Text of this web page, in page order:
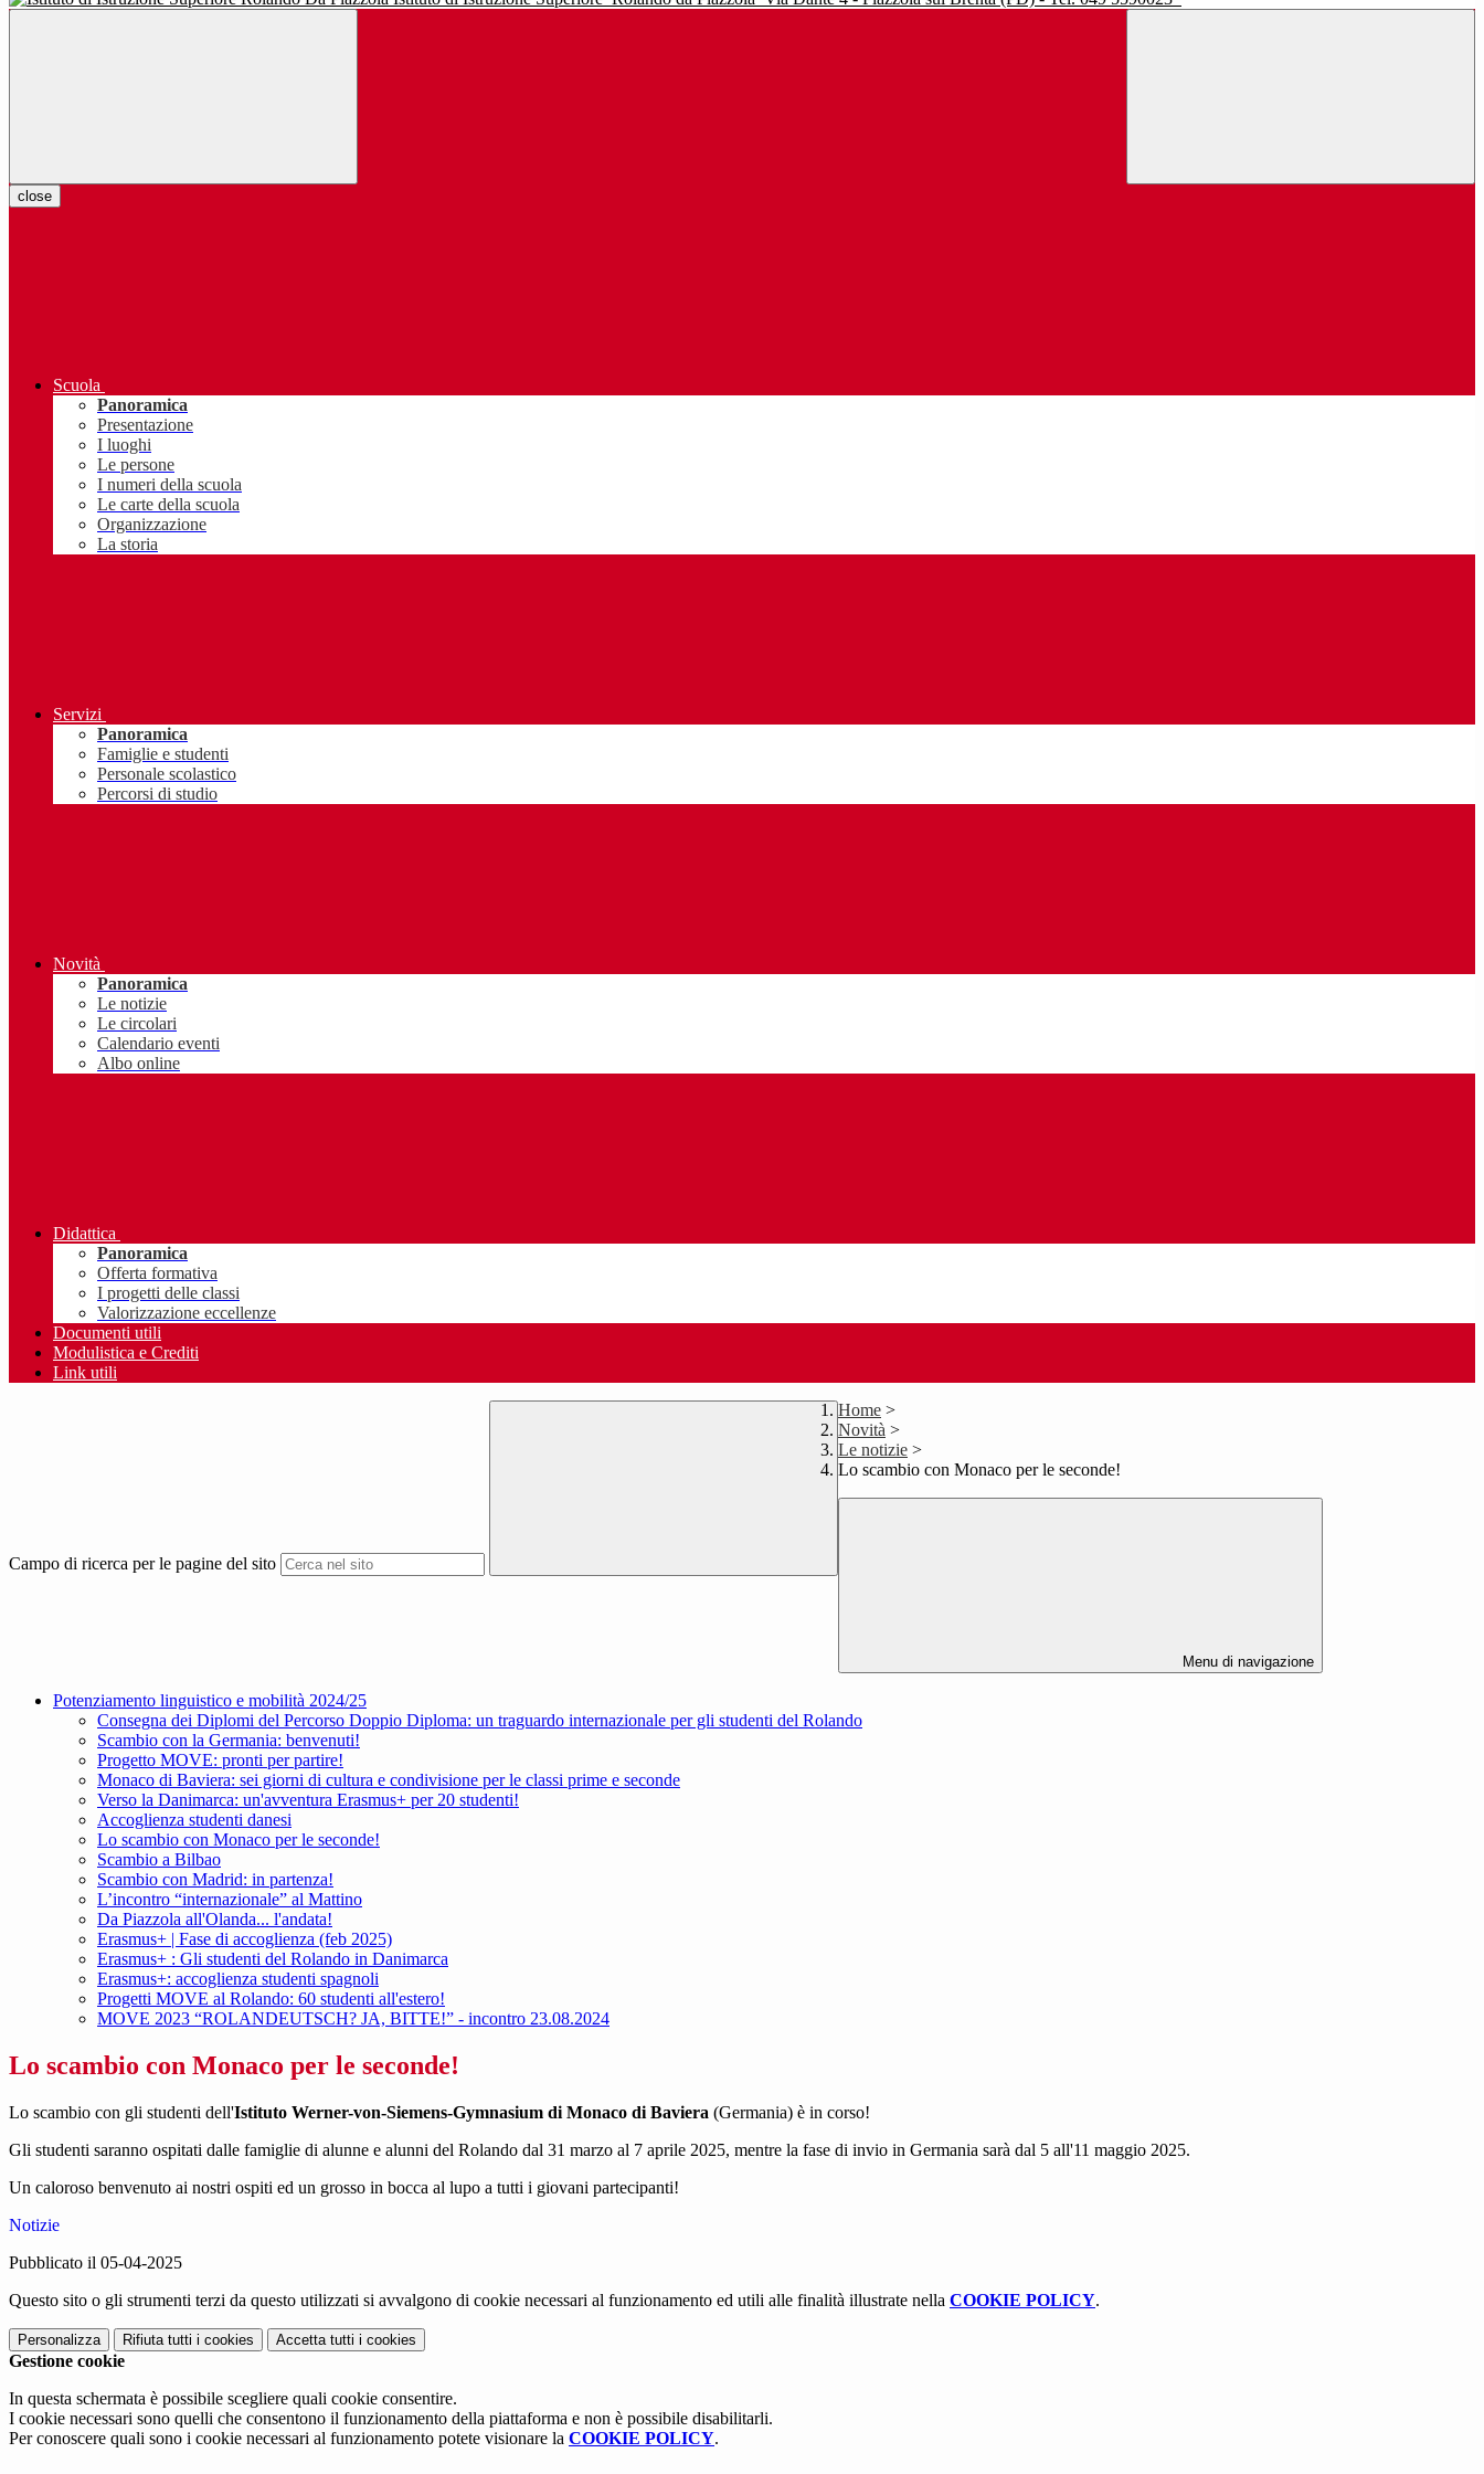
close
Scuola
Panoramica
Presentazione
I luoghi
Le persone
I numeri della scuola
Le carte della scuola
Organizzazione
La storia
Servizi
Panoramica
Famiglie e studenti
Personale scolastico
Percorsi di studio
Novità
Panoramica
Le notizie
Le circolari
Calendario eventi
Albo online
Didattica
Panoramica
Offerta formativa
I progetti delle classi
Valorizzazione eccellenze
Documenti utili
Modulistica e Crediti
Link utili
Campo di ricerca per le pagine del sito
Home >
Novità >
Le notizie >
Lo scambio con Monaco per le seconde!
Menu di navigazione
Potenziamento linguistico e mobilità 2024/25
Consegna dei Diplomi del Percorso Doppio Diploma: un traguardo internazionale per gli studenti del Rolando
Scambio con la Germania: benvenuti!
Progetto MOVE: pronti per partire!
Monaco di Baviera: sei giorni di cultura e condivisione per le classi prime e seconde
Verso la Danimarca: un'avventura Erasmus+ per 20 studenti!
Accoglienza studenti danesi
Lo scambio con Monaco per le seconde!
Scambio a Bilbao
Scambio con Madrid: in partenza!
L’incontro “internazionale” al Mattino
Da Piazzola all'Olanda... l'andata!
Erasmus+ | Fase di accoglienza (feb 2025)
Erasmus+ : Gli studenti del Rolando in Danimarca
Erasmus+: accoglienza studenti spagnoli
Progetti MOVE al Rolando: 60 studenti all'estero!
MOVE 2023 “ROLANDEUTSCH? JA, BITTE!” - incontro 23.08.2024
Lo scambio con Monaco per le seconde!
Lo scambio con gli studenti dell'Istituto Werner-von-Siemens-Gymnasium di Monaco di Baviera (Germania) è in corso!
Gli studenti saranno ospitati dalle famiglie di alunne e alunni del Rolando dal 31 marzo al 7 aprile 2025, mentre la fase di invio in Germania sarà dal 5 all'11 maggio 2025.
Un caloroso benvenuto ai nostri ospiti ed un grosso in bocca al lupo a tutti i giovani partecipanti!
Notizie
Pubblicato il 05-04-2025
Questo sito o gli strumenti terzi da questo utilizzati si avvalgono di cookie necessari al funzionamento ed utili alle finalità illustrate nella COOKIE POLICY.
Personalizza Rifiuta tutti i cookies Accetta tutti i cookies
Gestione cookie
In questa schermata è possibile scegliere quali cookie consentire.
I cookie necessari sono quelli che consentono il funzionamento della piattaforma e non è possibile disabilitarli.
Per conoscere quali sono i cookie necessari al funzionamento potete visionare la COOKIE POLICY.